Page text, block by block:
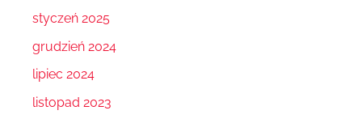
styczeń 2025
grudzień 2024
lipiec 2024
listopad 2023